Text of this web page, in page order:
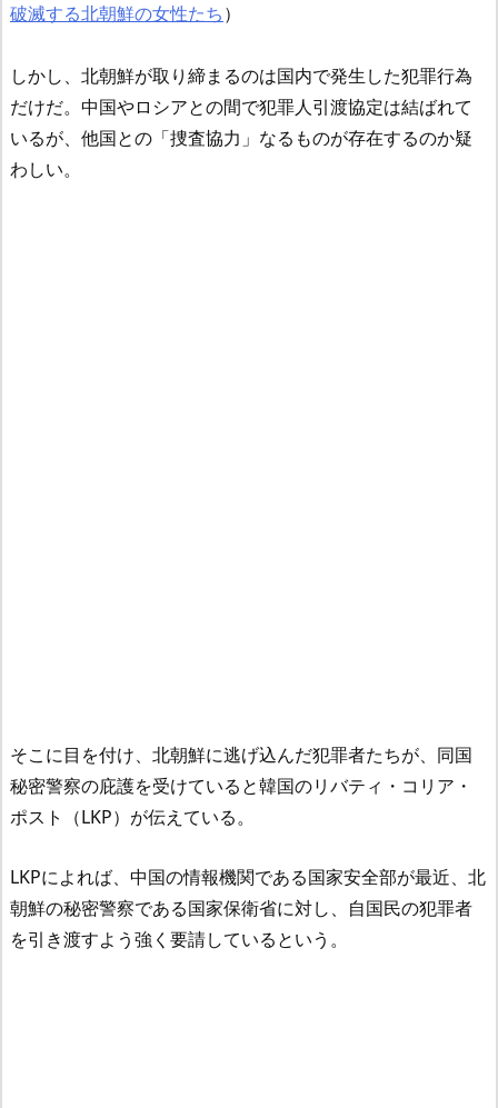
破滅する北朝鮮の女性たち）
しかし、北朝鮮が取り締まるのは国内で発生した犯罪行為
だけだ。中国やロシアとの間で犯罪人引渡協定は結ばれて
いるが、他国との「捜査協力」なるものが存在するのか疑
わしい。
そこに目を付け、北朝鮮に逃げ込んだ犯罪者たちが、同国
秘密警察の庇護を受けていると韓国のリバティ・コリア・
ポスト（LKP）が伝えている。
LKPによれば、中国の情報機関である国家安全部が最近、北
朝鮮の秘密警察である国家保衛省に対し、自国民の犯罪者
を引き渡すよう強く要請しているという。